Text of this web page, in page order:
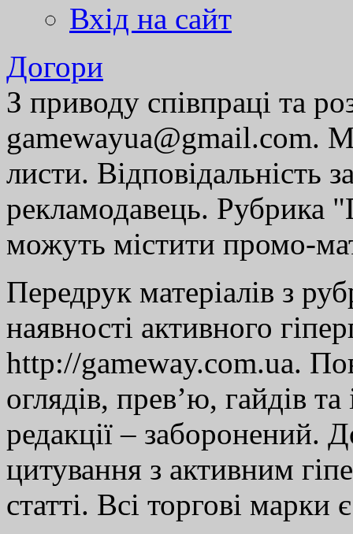
Вхід на сайт
Догори
З приводу співпраці та
gamewayua@gmail.com.
листи. Відповідальність
рекламодавець. Рубрика
можуть містити промо-
Передрук матеріалів з
наявності активного
http://gameway.com.ua.
оглядів, прев’ю, гайдів
редакції – заборонений.
цитування з активним
статті. Всі торгові марки